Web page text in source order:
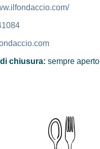
chiusura: sempre aperto